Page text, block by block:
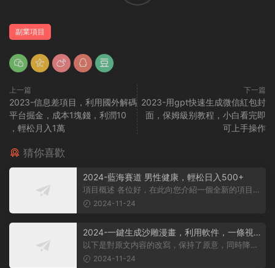
副業項目
上一篇
2023-信息差項目，利用國外解碼
平台掘金，成本1塊錢，利潤10
，輕松月入1萬
下一篇
2023-用gpt快速生成微信紅包封
面，保姆級别教程，小白看完即
可上手操作
猜你喜歡
2024-藍海賽道 男性健康，輕松日入500+
項目概述 各位好，在此向您介紹一個全新的項目，
它聚焦于男性健康領域。衆所周知...
2024-11-24
2024-一鍵生成沙雕漫畫，利用軟件，一條視
頻播放12W+，單日變現1000+
以下是對原文内容的改寫，保持了原意，同時降低
2024-11-24